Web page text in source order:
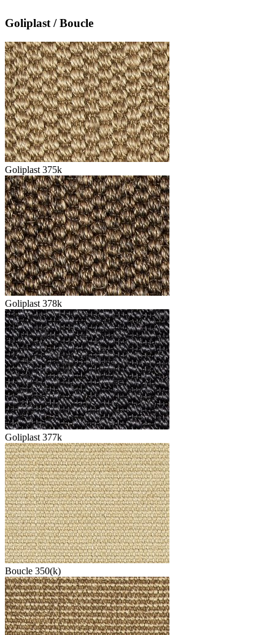
Goliplast / Boucle
Goliplast 375k
Goliplast 378k
Goliplast 377k
Boucle 350(k)